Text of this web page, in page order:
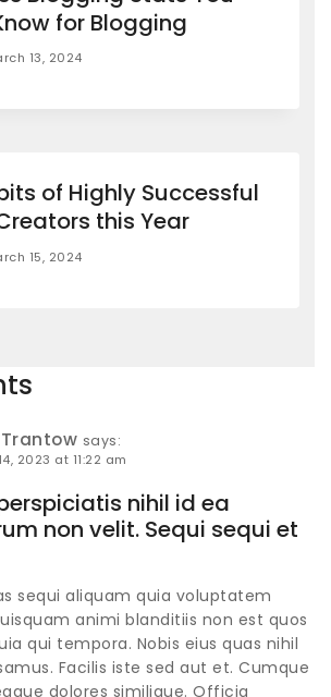
for Blogging
13, 2024
of Highly Successful
this Year
15, 2024
says:
2023 at 11:22 am
nihil id ea
non velit. Sequi sequi et
sequi aliquam quia voluptatem
animi blanditiis non est quos
qui tempora. Nobis eius quas nihil
Facilis iste sed aut et. Cumque
dolores similique. Officia